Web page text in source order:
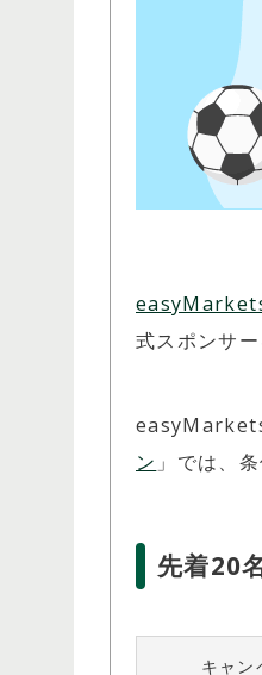
式スポンサ
ン 」では、
先着20
キャン